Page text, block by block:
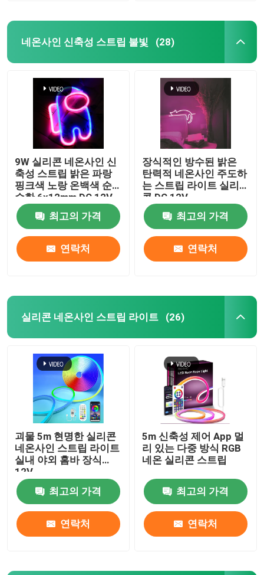
네온사인 신축성 스트립 불빛 (28)
9W 실리콘 네온사인 신
축성 스트립 밝은 파랑
핑크색 노랑 온백색 순
수한 6x12mm DC 12V
최고의 가격
연락처
장식적인 방수된 밝은
탄력적 네온사인 주도하
는 스트립 라이트 실리
콘 DC 12V
최고의 가격
연락처
실리콘 네온사인 스트립 라이트 (26)
괴물 5m 현명한 실리콘
네온사인 스트립 라이트
실내 야외 홈바 장식
12V
최고의 가격
연락처
5m 신축성 제어 App 멀
리 있는 다중 방식 RGB
네온 실리콘 스트립
최고의 가격
연락처